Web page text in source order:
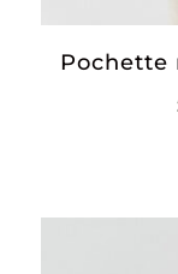
Pochette